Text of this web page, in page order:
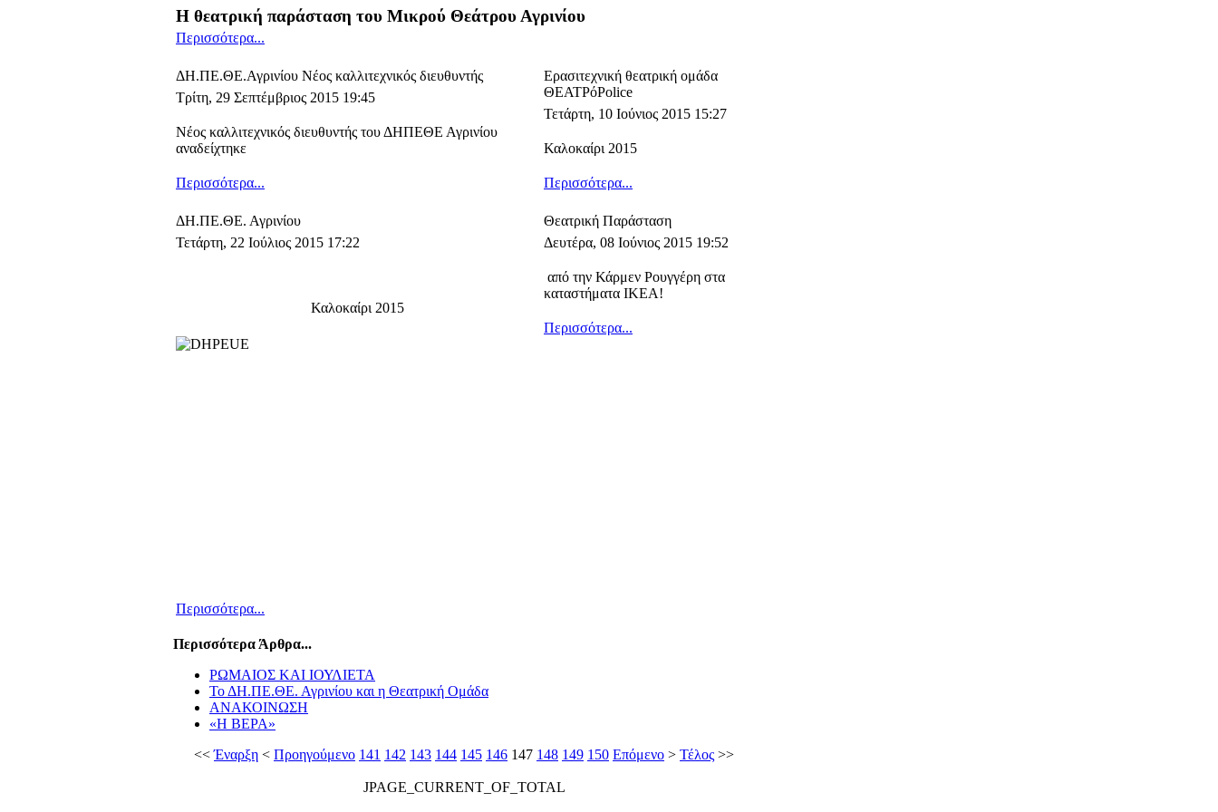
Η θεατρική παράσταση του Μικρού Θεάτρου Αγρινίου
Περισσότερα...
ΔΗ.ΠΕ.ΘΕ.Αγρινίου Νέος καλλιτεχνικός διευθυντής
Τρίτη, 29 Σεπτέμβριος 2015 19:45
Νέος καλλιτεχνικός διευθυντής του ΔΗΠΕΘΕ Αγρινίου
αναδείχτηκε
Περισσότερα...
ΔΗ.ΠΕ.ΘΕ. Αγρινίου
Τετάρτη, 22 Ιούλιος 2015 17:22
Καλοκαίρι 2015
Περισσότερα...
Ερασιτεχνική θεατρική ομάδα
ΘΕΑΤΡόPolice
Τετάρτη, 10 Ιούνιος 2015 15:27
Καλοκαίρι 2015
Περισσότερα...
Θεατρική Παράσταση
Δευτέρα, 08 Ιούνιος 2015 19:52
από την Κάρμεν Ρουγγέρη στα
καταστήματα ΙΚΕΑ!
Περισσότερα...
Περισσότερα Άρθρα...
ΡΩΜΑΙΟΣ ΚΑΙ ΙΟΥΛΙΕΤΑ
Το ΔΗ.ΠΕ.ΘΕ. Αγρινίου και η Θεατρική Ομάδα
ΑΝΑΚΟΙΝΩΣΗ
«Η ΒΕΡΑ»
<<Έναρξη < Προηγούμενο 141 142 143 144 145 146 147 148 149 150 Επόμενο > Τέλος >>
JPAGE_CURRENT_OF_TOTAL